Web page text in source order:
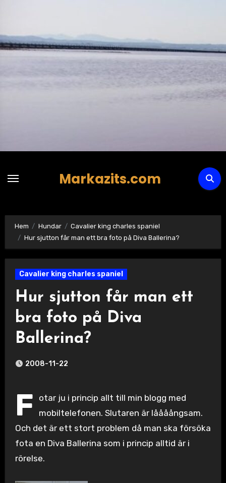
innehåll
Markazits.com
Hem Hundar
Cavalier king charles spaniel
Hur sjutton får man ett bra foto på Diva Ballerina?
Cavalier king charles spaniel
Hur sjutton får man ett
bra foto på Diva
Ballerina?
2008-11-22
F
otar ju i princip allt till min blogg med
mobiltelefonen. Slutaren är låååångsam.
Och det är ett stort problem då man ska försöka
fota en Diva Ballerina som i princip alltid är i
rörelse.